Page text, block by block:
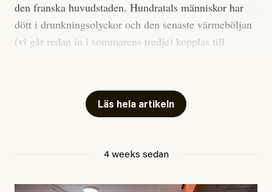
den franska huvudstaden. Hundratals människor har
dött i drunkningsolyckor och den senaste värmeböljan
(vi går redan in i sommarens tredje) kopplas till
Har du också panik i hettan? Känns det som en
mardröm? Bra, allt annat vore fullständigt orimligt.
att han brukar vara ganska återhållsam när han
Läs hela artikeln
4 weeks sedan